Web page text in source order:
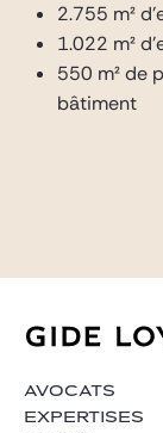
2.755 m²
1.022 m²
550 m² de
bâtiment
AVOCATS
EXPERTISES